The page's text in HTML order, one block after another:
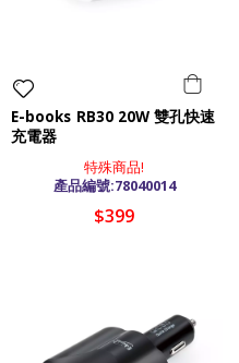
E-books RB30 20W 雙孔快速
充電器
特殊商品!
產品編號:78040014
$399